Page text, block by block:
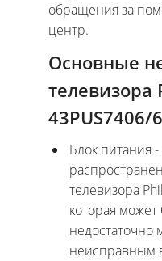
обращения за
центр.
Основные
телевизора
43PUS7406/
Блок питания -
телевизора
которая
неисправным